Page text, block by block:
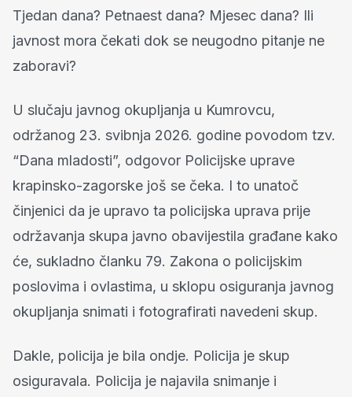
Tjedan dana? Petnaest dana? Mjesec dana? Ili
javnost mora čekati dok se neugodno pitanje ne
zaboravi?
U slučaju javnog okupljanja u Kumrovcu,
održanog 23. svibnja 2026. godine povodom tzv.
“Dana mladosti”, odgovor Policijske uprave
krapinsko-zagorske još se čeka. I to unatoč
činjenici da je upravo ta policijska uprava prije
održavanja skupa javno obavijestila građane kako
će, sukladno članku 79. Zakona o policijskim
poslovima i ovlastima, u sklopu osiguranja javnog
okupljanja snimati i fotografirati navedeni skup.
Dakle, policija je bila ondje. Policija je skup
osiguravala. Policija je najavila snimanje i